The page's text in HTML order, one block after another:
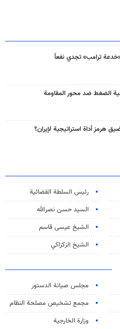
ترامب» تجدي نفعاً
الضغط ضد محور المقاومة
هرمز أداة استراتيجية لإيران؟
رئیس السلطة القضائیة
السيد حسن نصرالله
الشيخ عيسى قاسم
الشيخ الزكزاكي
مجلس صيانة الدستور
مجمع تشخيص مصلحة النظام
وزارة الخارجية